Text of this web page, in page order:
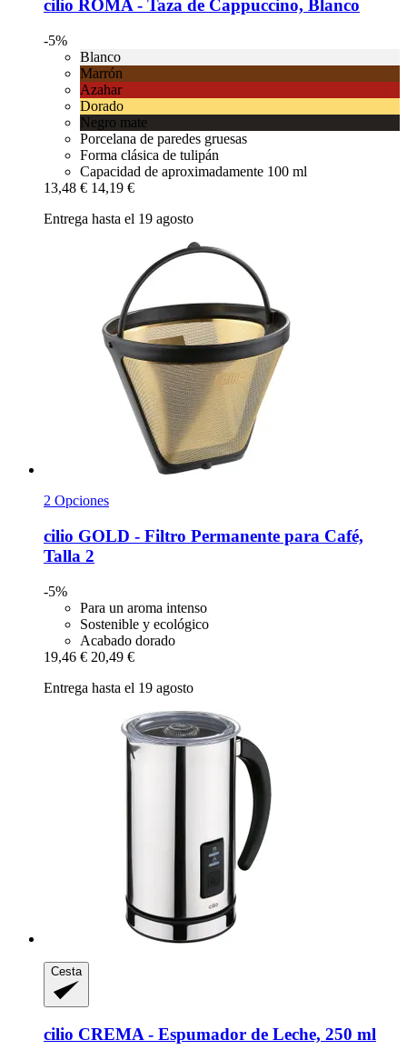
cilio ROMA -​ Taza de Cappuccino, Blanco
-5%
Blanco
Marrón
Azahar
Dorado
Negro mate
Porcelana de paredes gruesas
Forma clásica de tulipán
Capacidad de aproximadamente 100 ml
13,48 € 14,19 €
Entrega hasta el 19 agosto
2 Opciones
cilio GOLD -​ Filtro Permanente para Café,
Talla 2
-5%
Para un aroma intenso
Sostenible y ecológico
Acabado dorado
19,46 € 20,49 €
Entrega hasta el 19 agosto
Cesta
cilio CREMA -​ Espumador de Leche, 250 ml